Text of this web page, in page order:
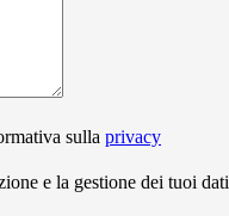
sulla privacy
e la gestione dei tuoi